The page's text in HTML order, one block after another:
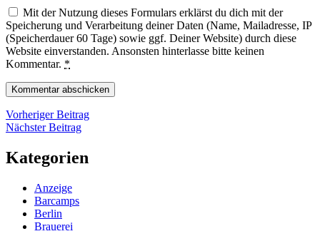
Mit der Nutzung dieses Formulars erklärst du dich mit der
Speicherung und Verarbeitung deiner Daten (Name, Mailadresse, IP
(Speicherdauer 60 Tage) sowie ggf. Deiner Website) durch diese
Website einverstanden. Ansonsten hinterlasse bitte keinen
Kommentar. *
Beitragsnavigation
Vorheriger BeitragVorheriger
Nächster BeitragNächster
Kategorien
Anzeige
Barcamps
Berlin
Brauerei